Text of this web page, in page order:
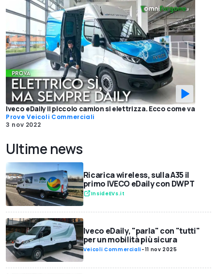
Iveco eDaily il piccolo camion si elettrizza. Ecco come va
Prove Veicoli Commerciali
3 nov 2022
Ultime news
Ricarica wireless, sulla A35 il
primo IVECO eDaily con DWPT
InsideEVs.it
Iveco eDaily, "parla" con "tutti"
per un mobilità più sicura
Veicoli Commerciali-11 nov 2025